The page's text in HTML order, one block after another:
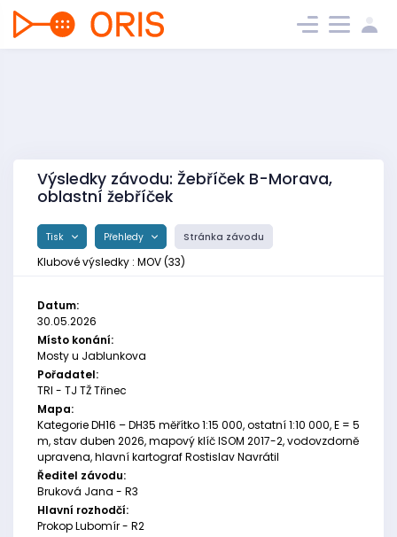
Výsledky závodu: Žebříček B-Morava,
oblastní žebříček
Tisk Přehledy Stránka závodu
Klubové výsledky : MOV (33)
Datum:
30.05.2026
Místo konání:
Mosty u Jablunkova
Pořadatel:
TRI - TJ TŽ Třinec
Mapa:
Kategorie DH16 – DH35 měřítko 1:15 000, ostatní 1:10 000, E = 5
m, stav duben 2026, mapový klíč ISOM 2017-2, vodovzdorně
upravena, hlavní kartograf Rostislav Navrátil
Ředitel závodu:
Bruková Jana - R3
Hlavní rozhodčí:
Prokop Lubomír - R2